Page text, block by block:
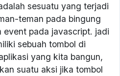
sesuatu yang terjadi
teman pada bingung
event pada javascript. jadi
sebuah tombol di
yang kita bangun,
suatu aksi jika tombol